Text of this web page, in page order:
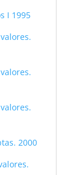
I 1995
2000